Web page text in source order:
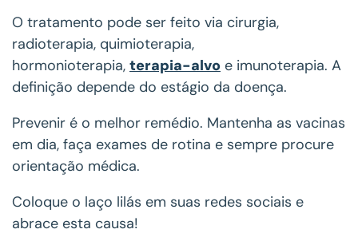
O tratamento pode ser feito via cirurgia,
radioterapia, quimioterapia,
hormonioterapia, terapia-alvo e imunoterapia. A
definição depende do estágio da doença.
Prevenir é o melhor remédio. Mantenha as vacinas
em dia, faça exames de rotina e sempre procure
orientação médica.
Coloque o laço lilás em suas redes sociais e
abrace esta causa!